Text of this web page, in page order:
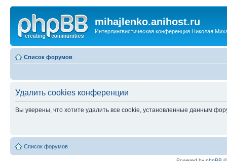
mihajlenko.anihost.ru
Интерлингвистическая конференция Николая
Список форумов
Удалить cookies конференции
Вы уверены, что хотите удалить все cookie, установленные данным
Список форумов